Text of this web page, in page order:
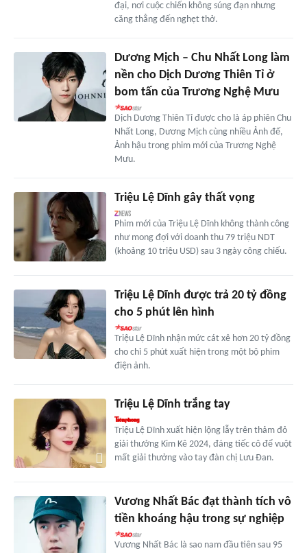
đại, nơi cuộc chiến không súng đạn nhưng
căng thẳng đến nghẹt thở.
Dương Mịch – Chu Nhất Long làm
nền cho Dịch Dương Thiên Tỉ ở
bom tấn của Trương Nghệ Mưu
Dịch Dương Thiên Tỉ được cho là áp phiên Chu
Nhất Long, Dương Mịch cùng nhiều Ảnh đế,
Ảnh hậu trong phim mới của Trương Nghệ
Mưu.
Triệu Lệ Dĩnh gây thất vọng
Phim mới của Triệu Lệ Dĩnh không thành công
như mong đợi với doanh thu 79 triệu NDT
(khoảng 10 triệu USD) sau 3 ngày công chiếu.
Triệu Lệ Dĩnh được trả 20 tỷ đồng
cho 5 phút lên hình
Triệu Lệ Dĩnh nhận mức cát xê hơn 20 tỷ đồng
cho chỉ 5 phút xuất hiện trong một bộ phim
điện ảnh.
Triệu Lệ Dĩnh trắng tay
Triệu Lệ Dĩnh xuất hiện lộng lẫy trên thảm đỏ
giải thưởng Kim Kê 2024, đáng tiếc cô để vuột
mất giải thưởng vào tay đàn chị Lưu Đan.
Vương Nhất Bác đạt thành tích vô
tiền khoáng hậu trong sự nghiệp
Vương Nhất Bác là sao nam đầu tiên sau 95